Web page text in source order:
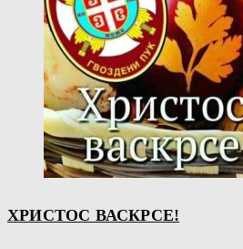
ХРИСТОС ВАСКРСЕ!